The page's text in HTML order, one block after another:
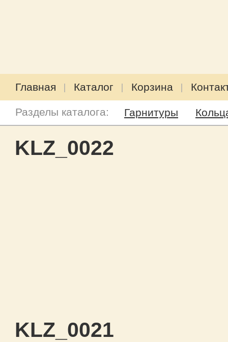
Главная Каталог Корзина
Разделы каталога: Гарнитуры
KLZ_0022
KLZ_0021